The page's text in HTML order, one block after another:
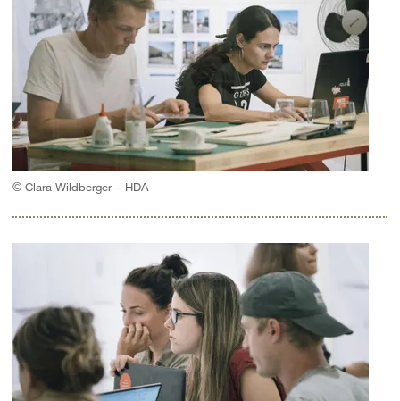
© Clara Wildberger – HDA